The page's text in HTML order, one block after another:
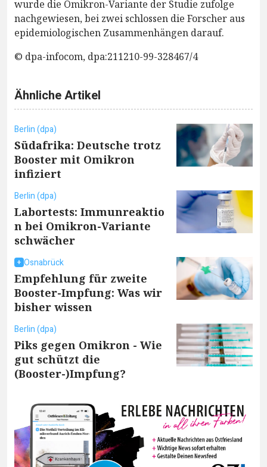
wurde die Omikron-Variante der Studie zufolge
nachgewiesen, bei zwei schlossen die Forscher aus
epidemiologischen Zusammenhängen darauf.
© dpa-infocom, dpa:211210-99-328467/4
Ähnliche Artikel
Berlin (dpa)
Südafrika: Deutsche trotz
Booster mit Omikron
infiziert
Berlin (dpa)
Labortests: Immunreaktio
n bei Omikron-Variante
schwächer
Osnabrück
Empfehlung für zweite
Booster-Impfung: Was wir
bisher wissen
Berlin (dpa)
Piks gegen Omikron - Wie
gut schützt die
(Booster-)Impfung?